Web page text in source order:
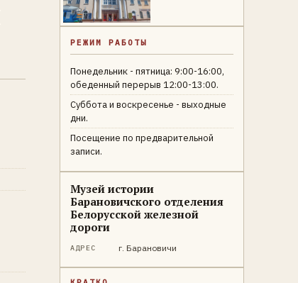
РЕЖИМ РАБОТЫ
Понедельник - пятница: 9:00-16:00,
обеденный перерыв 12:00-13:00.
Суббота и воскресенье - выходные
дни.
Посещение по предварительной
записи.
Музей истории
Барановичского отделения
Белорусской железной
дороги
АДРЕС г. Барановичи